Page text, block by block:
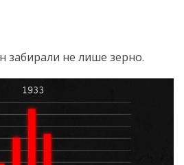
забирали не лише зерно.